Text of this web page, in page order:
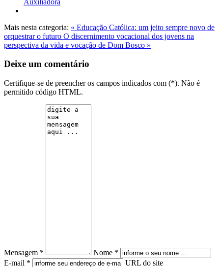
Mais nesta categoria: « Educação Católica: um jeito sempre novo de
orquestrar o futuro O discernimento vocacional dos jovens na
perspectiva da vida e vocação de Dom Bosco »
Deixe um comentário
Certifique-se de preencher os campos indicados com (*). Não é
permitido código HTML.
Mensagem *
Nome *
E-mail *
URL do site